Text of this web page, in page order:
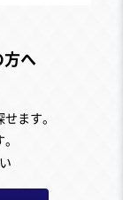
方へ
ます。